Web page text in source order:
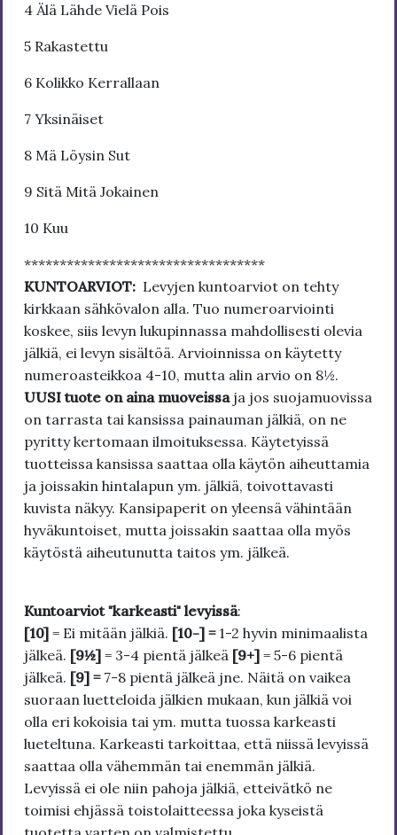
4 Älä Lähde Vielä Pois
5 Rakastettu
6 Kolikko Kerrallaan
7 Yksinäiset
8 Mä Löysin Sut
9 Sitä Mitä Jokainen
10 Kuu
**********************************
KUNTOARVIOT: Levyjen kuntoarviot on tehty
kirkkaan sähkövalon alla. Tuo numeroarviointi
koskee, siis levyn lukupinnassa mahdollisesti olevia
jälkiä, ei levyn sisältöä. Arvioinnissa on käytetty
numeroasteikkoa 4-10, mutta alin arvio on 8½.
UUSI tuote on aina muoveissa ja jos suojamuovissa
on tarrasta tai kansissa painauman jälkiä, on ne
pyritty kertomaan ilmoituksessa. Käytetyissä
tuotteissa kansissa saattaa olla käytön aiheuttamia
ja joissakin hintalapun ym. jälkiä, toivottavasti
kuvista näkyy. Kansipaperit on yleensä vähintään
hyväkuntoiset, mutta joissakin saattaa olla myös
käytöstä aiheutunutta taitos ym. jälkeä.
Kuntoarviot "karkeasti" levyissä:
[10] = Ei mitään jälkiä. [10-] = 1-2 hyvin minimaalista
jälkeä. [9½] = 3-4 pientä jälkeä [9+] = 5-6 pientä
jälkeä. [9] = 7-8 pientä jälkeä jne. Näitä on vaikea
suoraan luetteloida jälkien mukaan, kun jälkiä voi
olla eri kokoisia tai ym. mutta tuossa karkeasti
lueteltuna. Karkeasti tarkoittaa, että niissä levyissä
saattaa olla vähemmän tai enemmän jälkiä.
Levyissä ei ole niin pahoja jälkiä, etteivätkö ne
toimisi ehjässä toistolaitteessa joka kyseistä